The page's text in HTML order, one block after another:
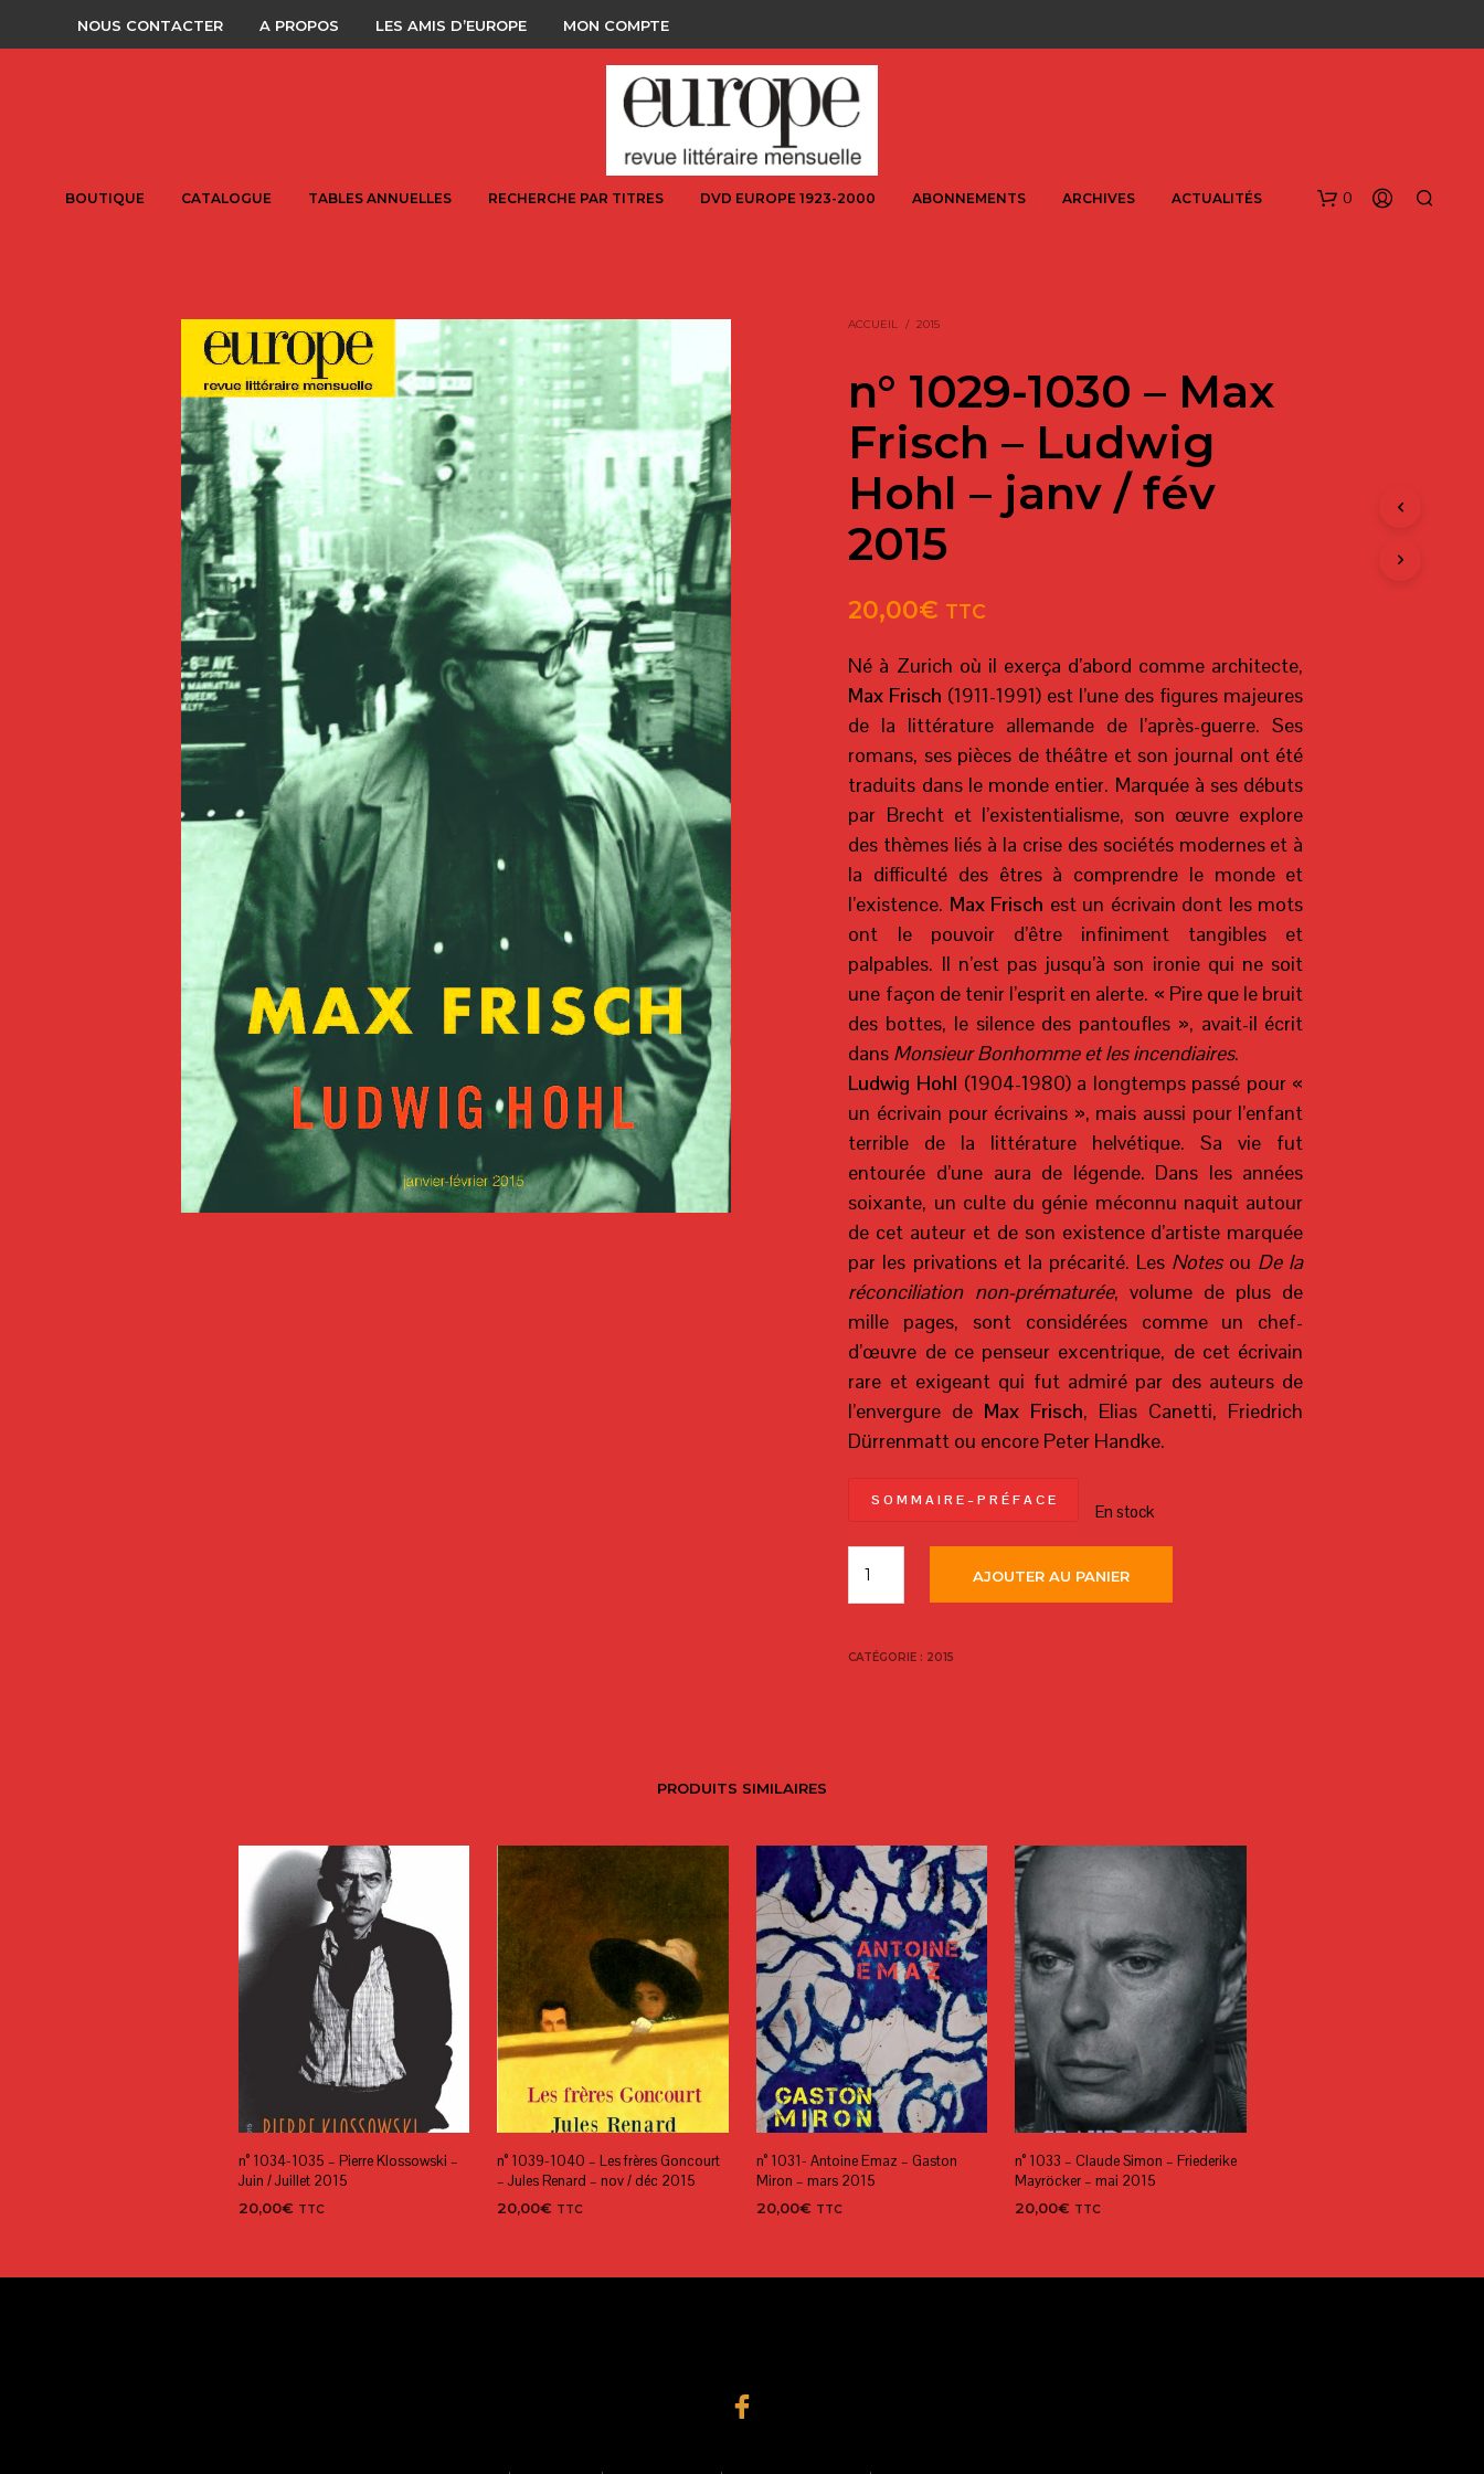
NOUS CONTACTER A PROPOS LES AMIS D’EUROPE MON COMPTE
BOUTIQUE CATALOGUE TABLES ANNUELLES RECHERCHE PAR TITRES DVD EUROPE 1923-2000 ABONNEMENTS ARCHIVES ACTUALITÉS 0
ACCUEIL / 2015
n° 1029-1030 – Max
Frisch – Ludwig
Hohl – janv / fév
2015
20,00€ TTC
Né à Zurich où il exerça d’abord comme architecte,
Max Frisch (1911-1991) est l’une des figures majeures
de la littérature allemande de l’après-guerre. Ses
romans, ses pièces de théâtre et son journal ont été
traduits dans le monde entier. Marquée à ses débuts
par Brecht et l’existentialisme, son œuvre explore
des thèmes liés à la crise des sociétés modernes et à
la difficulté des êtres à comprendre le monde et
l’existence. Max Frisch est un écrivain dont les mots
ont le pouvoir d’être infiniment tangibles et
palpables. Il n’est pas jusqu’à son ironie qui ne soit
une façon de tenir l’esprit en alerte. « Pire que le bruit
des bottes, le silence des pantoufles », avait-il écrit
dans Monsieur Bonhomme et les incendiaires.
Ludwig Hohl (1904-1980) a longtemps passé pour «
un écrivain pour écrivains », mais aussi pour l’enfant
terrible de la littérature helvétique. Sa vie fut
entourée d’une aura de légende. Dans les années
soixante, un culte du génie méconnu naquit autour
de cet auteur et de son existence d’artiste marquée
par les privations et la précarité. Les Notesou De la
réconciliation non-prématurée, volume de plus de
mille pages, sont considérées comme un chef-
d’œuvre de ce penseur excentrique, de cet écrivain
rare et exigeant qui fut admiré par des auteurs de
l’envergure de Max Frisch, Elias Canetti, Friedrich
Dürrenmatt ou encore Peter Handke.
S O M M A I R E – P R É F A C E
En stock
AJOUTER AU PANIER
CATÉGORIE : 2015
PRODUITS SIMILAIRES
n° 1034-1035 – Pierre Klossowski –
Juin / Juillet 2015
20,00€ TTC
n° 1039-1040 – Les frères Goncourt
– Jules Renard – nov / déc 2015
20,00€ TTC
n° 1031- Antoine Emaz – Gaston
Miron – mars 2015
20,00€ TTC
n° 1033 – Claude Simon – Friederike
Mayröcker – mai 2015
20,00€ TTC